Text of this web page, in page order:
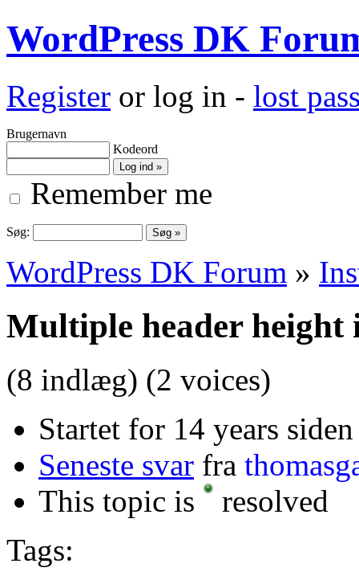
WordPress DK
Register or log in - lost
Brugernavn
Kodeord
Remember me
Søg:
WordPress DK Forum »
Multiple header height
(8 indlæg) (2 voices)
Startet for 14 years
Seneste svar fra
This topic is
resolved
Tags: